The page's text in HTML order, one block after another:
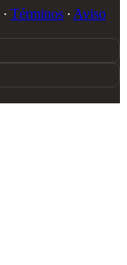
∙ Términos ∙ Aviso